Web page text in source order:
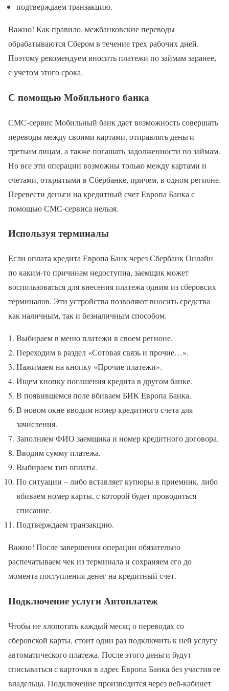
подтверждаем транзакцию.
Важно! Как правило, межбанковские переводы
обрабатываются Сбером в течение трех рабочих дней.
Поэтому рекомендуем вносить платежи по займам заранее,
с учетом этого срока.
С помощью Мобильного банка
СМС-сервис Мобильный банк дает возможность совершать
переводы между своими картами, отправлять деньги
третьим лицам, а также погашать задолженности по займам.
Но все эти операции возможны только между картами и
счетами, открытыми в Сбербанке, причем, в одном регионе.
Перевести деньги на кредитный счет Европа Банка с
помощью СМС-сервиса нельзя.
Используя терминалы
Если оплата кредита Европа Банк через Сбербанк Онлайн
по каким-то причинам недоступна, заемщик может
воспользоваться для внесения платежа одним из сберовсих
терминалов. Эти устройства позволяют вносить средства
как наличным, так и безналичным способом.
Выбираем в меню платежи в своем регионе.
Переходим в раздел «Сотовая связь и прочие…».
Нажимаем на кнопку «Прочие платежи».
Ищем кнопку погашения кредита в другом банке.
В появившемся поле вбиваем БИК Европа Банка.
В новом окне вводим номер кредитного счета для
зачисления.
Заполняем ФИО заемщика и номер кредитного договора.
Вводим сумму платежа.
Выбираем тип оплаты.
По ситуации – либо вставляет купюры в приемник, либо
вбиваем номер карты, с которой будет проводиться
списание.
Подтверждаем транзакцию.
Важно! После завершения операции обязательно
распечатываем чек из терминала и сохраняем его до
момента поступления денег на кредитный счет.
Подключение услуги Автоплатеж
Чтобы не хлопотать каждый месяц о переводах со
сберовской карты, стоит один раз подключить к ней услугу
автоматического платежа. После этого деньги будут
списываться с карточки в адрес Европа Банка без участия ее
владельца. Подключение производится через веб-кабинет